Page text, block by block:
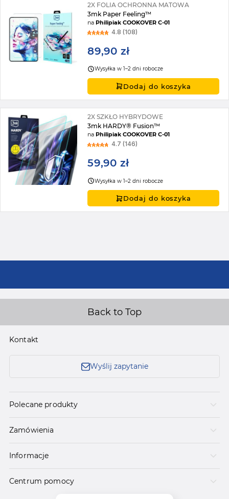
2X FOLIA OCHRONNA MATOWA
3mk Paper Feeling™
naPhilipiak COOKOVER C-01
4.8 (108)
89,90 zł
Wysyłka w 1–2 dni robocze
Dodaj do koszyka
2X SZKŁO HYBRYDOWE
3mk HARDY® Fusion™
naPhilipiak COOKOVER C-01
4.7 (146)
59,90 zł
Wysyłka w 1–2 dni robocze
Dodaj do koszyka
Back to Top
Kontakt
Wyślij zapytanie
Polecane produkty
Zamówienia
Informacje
Centrum pomocy